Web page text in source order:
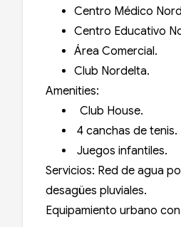
Centro Médico
Centro Educativo
Área Comercial.
Club Nordelta.
Amenities:
Club House.
4 canchas de tenis.
Juegos infantiles.
Servicios: Red de agua
desagües pluviales.
Equipamiento urbano